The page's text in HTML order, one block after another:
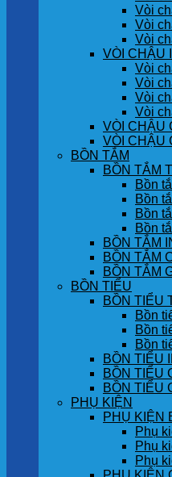
Vòi
Vòi
Vòi
VÒI CHẬU
Vòi
Vòi
Vòi
Vòi
VÒI CHẬU
VÒI CHẬU
BỒN TẮM
BỒN TẮM
Bồn
Bồn
Bồn
Bồn
BỒN TẮM
BỒN TẮM
BỒN TẮM
BỒN TIỂU
BỒN TIỂU
Bồn
Bồn
Bồn
BỒN TIỂU
BỒN TIỂU
BỒN TIỂU
PHỤ KIỆN
PHỤ KIỆN
Phụ
Phụ
Phụ